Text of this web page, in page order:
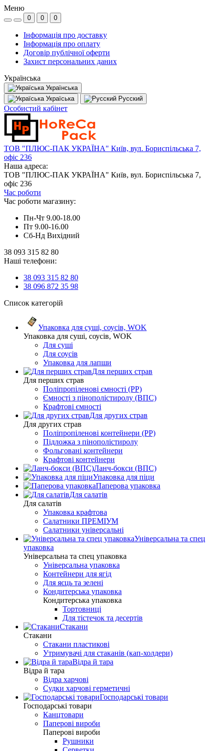
Меню
0 0 0
Інформація про доставку
Інформація про оплату
Договір публічної оферти
Захист персональних даних
Українська
Українська
Україська
Русский
Особистий кабінет
ТОВ "ПЛЮС-ПАК УКРАЇНА" Київ, вул. Бориспільська 7,
офіс 236
Наша адреса:
ТОВ "ПЛЮС-ПАК УКРАЇНА" Київ, вул. Бориспільська 7,
офіс 236
Час роботи
Час роботи магазину:
Пн-Чт 9.00-18.00
Пт 9.00-16.00
Сб-Нд Вихідний
38 093 315 82 80
Наші телефони:
38 093 315 82 80
38 096 872 35 98
Список категорій
Упаковка для суші, соусів, WOK
Упаковка для суші, соусів, WOK
Для суші
Для соусів
Упаковка для лапши
Для перших страв
Для перших страв
Поліпропіленові ємності (PP)
Ємності з пінополістиролу (ВПС)
Крафтові ємності
Для других страв
Для других страв
Поліпропіленові контейнери (PP)
Підложка з пінополістиролу
Фольговані контейнери
Крафтові контейнери
Ланч-бокси (ВПС)
Упаковка для піци
Паперова упаковка
Для салатів
Для салатів
Упаковка крафтова
Салатники ПРЕМІУМ
Салатники універсальні
Універсальна та спец
упаковка
Універсальна та спец упаковка
Універсальна упаковка
Контейнери для ягід
Для яєць та зелені
Кондитерська упаковка
Кондитерська упаковка
Тортовниці
Для тістечок та десертів
Стакани
Стакани
Стакани пластикові
Утримувачі для стаканів (кап-холдери)
Відра й тара
Відра й тара
Відра харчові
Судки харчові герметичні
Господарські товари
Господарські товари
Канцтовари
Паперові вироби
Паперові вироби
Рушники